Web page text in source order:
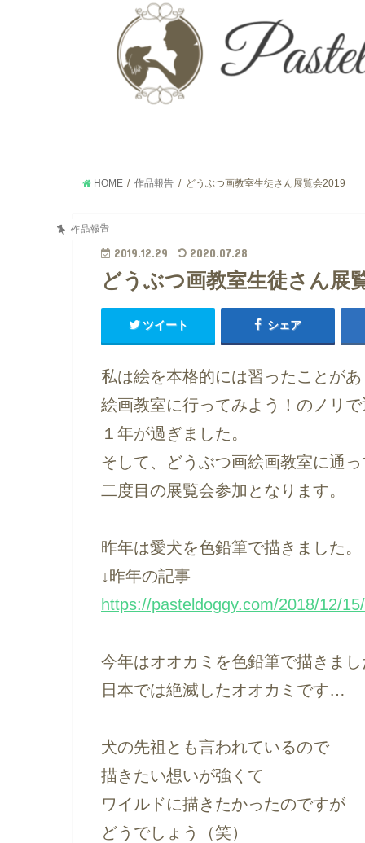
HOME 作品報告 どうぶつ画教室生徒さん展覧会2019
作品報告
2019.12.29 2020.07.28
どうぶつ画教室生徒さん展
ツイート シェア
私は絵を本格的には習ったことが
絵画教室に行ってみよう！のノリ
１年が過ぎました。
そして、どうぶつ画絵画教室に通
二度目の展覧会参加となります。
昨年は愛犬を色鉛筆で描きました。
↓昨年の記事
https://pasteldoggy.com/2018/12/
今年はオオカミを色鉛筆で描きま
日本では絶滅したオオカミです…
犬の先祖とも言われているので
描きたい想いが強くて
ワイルドに描きたかったのですが
どうでしょう（笑）